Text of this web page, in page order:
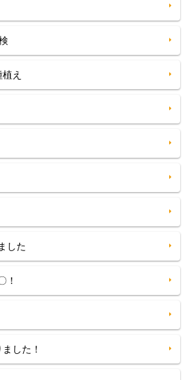
え
した
！
した！